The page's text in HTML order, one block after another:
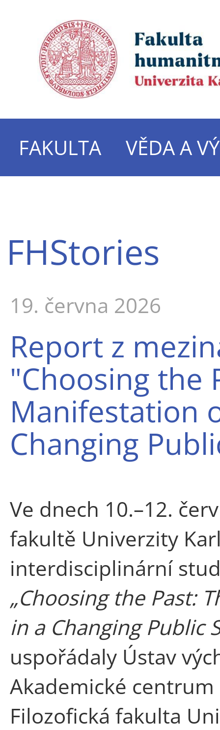
FAKULTA VĚDA A
FHStories
19. června 2026
Report z
"Choosing the
Manifestation
Changing
Ve dnech 10.–12.
fakultě Univerzity
interdisciplinární
„Choosing the Past:
in a Changing Public
uspořádaly Ústav
Akademické
Filozofická fakulta